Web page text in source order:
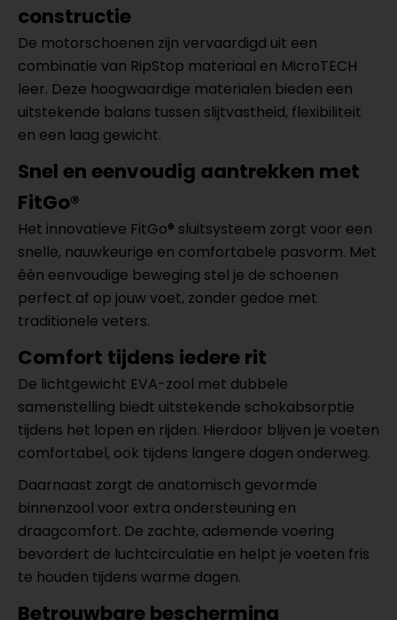
constructie
De motorschoenen zijn vervaardigd uit een
combinatie van RipStop materiaal en MicroTECH
leer. Deze hoogwaardige materialen bieden een
uitstekende balans tussen slijtvastheid, flexibiliteit
en een laag gewicht.
Snel en eenvoudig aantrekken met
FitGo®
Het innovatieve FitGo® sluitsysteem zorgt voor een
snelle, nauwkeurige en comfortabele pasvorm. Met
één eenvoudige beweging stel je de schoenen
perfect af op jouw voet, zonder gedoe met
traditionele veters.
Comfort tijdens iedere rit
De lichtgewicht EVA-zool met dubbele
samenstelling biedt uitstekende schokabsorptie
tijdens het lopen en rijden. Hierdoor blijven je voeten
comfortabel, ook tijdens langere dagen onderweg.
Daarnaast zorgt de anatomisch gevormde
binnenzool voor extra ondersteuning en
draagcomfort. De zachte, ademende voering
bevordert de luchtcirculatie en helpt je voeten fris
te houden tijdens warme dagen.
Betrouwbare bescherming